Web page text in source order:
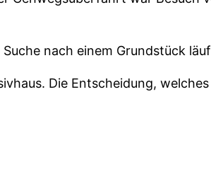
Suche nach einem Grundstück
Die Entscheidung,